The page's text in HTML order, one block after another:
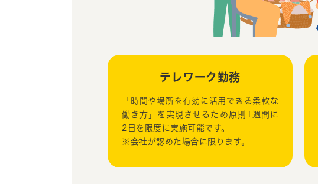
テレワーク勤務
「時間や場所を有効に活用できる柔軟な
働き方」を実現させるため原則1週間に
2日を限度に実施可能です。
※会社が認めた場合に限ります。